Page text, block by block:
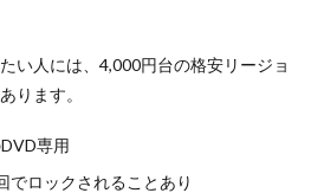
い人には、4,000円台の格安リージョ
ります。
専用
でロックされることあり